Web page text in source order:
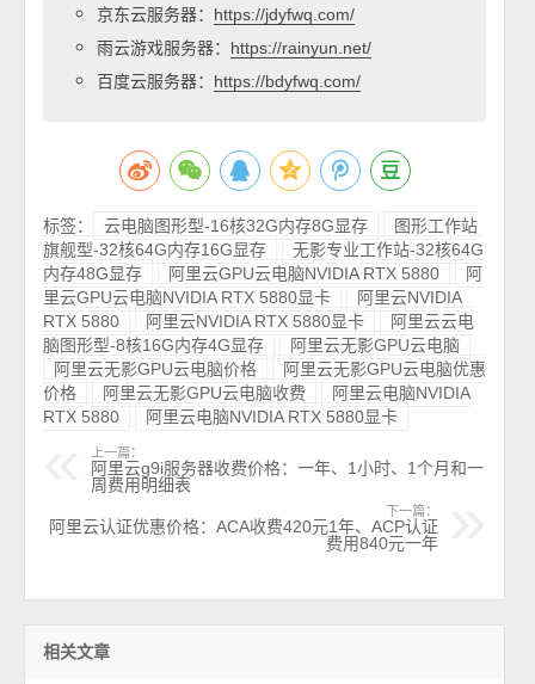
京东云服务器： https://jdyfwq.com/
雨云游戏服务器： https://rainyun.net/
百度云服务器： https://bdyfwq.com/
标签： 云电脑图形型-16核32G内存8G显存
图形工作站
旗舰型-32核64G内存16G显存
无影专业工作站-32核64G
内存48G显存
阿里云GPU云电脑NVIDIA RTX 5880
阿
里云GPU云电脑NVIDIA RTX 5880显卡
阿里云NVIDIA
RTX 5880
阿里云NVIDIA RTX 5880显卡
阿里云云电
脑图形型-8核16G内存4G显存
阿里云无影GPU云电脑
阿里云无影GPU云电脑价格
阿里云无影GPU云电脑优惠
价格
阿里云无影GPU云电脑收费
阿里云电脑NVIDIA
RTX 5880
阿里云电脑NVIDIA RTX 5880显卡
上一篇：
阿里云g9i服务器收费价格：一年、1小时、1个月和一
周费用明细表
下一篇：
阿里云认证优惠价格：ACA收费420元1年、ACP认证
费用840元一年
相关文章